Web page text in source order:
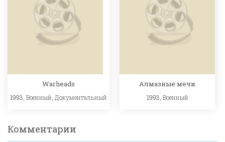
Warheads
1993, Военный Документальный
Алмазные мечи
1993, Военный
Комментарии